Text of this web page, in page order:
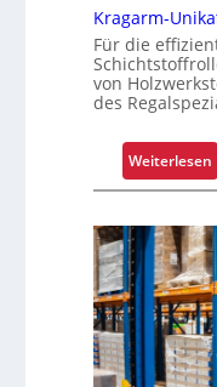
l
e
i
s
t
l
Kragarm-
Für die
von
des
Weiterlesen
r
-